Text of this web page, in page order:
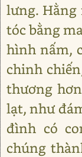
lưng. Hằng
tóc bằng
hình nấm,
chinh
thương
lạt, như
đình có
chúng